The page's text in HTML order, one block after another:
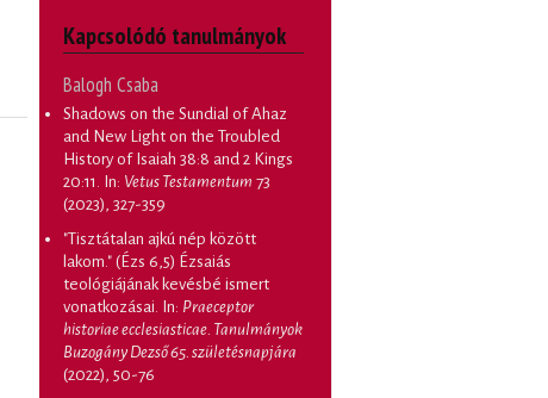
Kapcsolódó tanulmányok
Balogh Csaba
Shadows on the Sundial of Ahaz
and New Light on the Troubled
History of Isaiah 38:8 and 2 Kings
20:11 . In: Vetus Testamentum 73
(2023), 327-359
"Tisztátalan ajkú nép között
lakom." (Ézs 6,5) Ézsaiás
teológiájának kevésbé ismert
vonatkozásai . In: Praeceptor
historiae ecclesiasticae. Tanulmányok
Buzogány Dezső 65. születésnapjára
(2022), 50-76